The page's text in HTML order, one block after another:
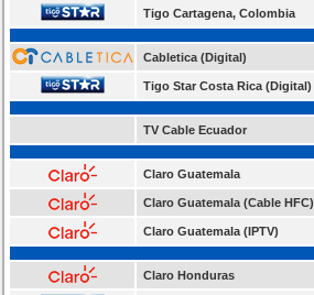
Tigo Cartagena, Colombia
Cabletica (Digital)
Tigo Star Costa Rica (Digital)
TV Cable Ecuador
Claro Guatemala
Claro Guatemala (Cable HFC)
Claro Guatemala (IPTV)
Claro Honduras